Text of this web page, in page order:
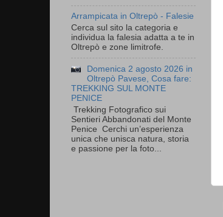
Arrampicata in Oltrepò - Falesie
Cerca sul sito la categoria e
individua la falesia adatta a te in
Oltrepò e zone limitrofe.
Domenica 2 agosto 2026 in
Oltrepò Pavese, Cosa fare:
TREKKING SUL MONTE
PENICE
Trekking Fotografico sui
Sentieri Abbandonati del Monte
Penice Cerchi un’esperienza
unica che unisca natura, storia
e passione per la foto...